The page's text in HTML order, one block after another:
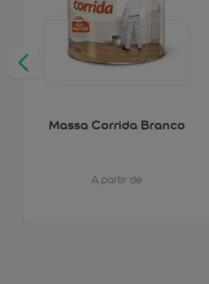
Massa Corrida Branco
A partir de